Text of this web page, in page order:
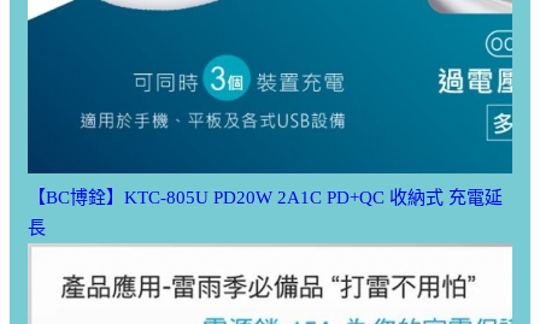
【BC博銓】KTC-805U PD20W 2A1C PD+QC 收納式 充電延
長